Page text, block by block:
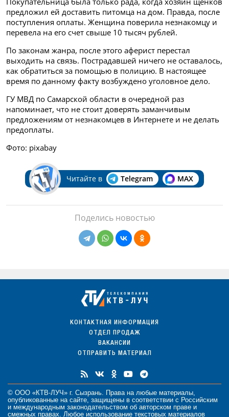
предложил ей доставить питомца на дом. Правда, после
поступления оплаты. Женщина поверила незнакомцу и
перевела на его счет свыше 10 тысяч рублей.
По законам жанра, после этого аферист перестал
выходить на связь. Пострадавшей ничего не оставалось,
как обратиться за помощью в полицию. В настоящее
время по данному факту возбуждено уголовное дело.
ГУ МВД по Самарской области в очередной раз
напоминает, что не стоит доверять заманчивым
предложениям от незнакомцев в Интернете и не делать
предоплаты.
Фото: pixabay
Читайте в Telegram MAX
Поделись новостью
КОНТАКТНАЯ ИНФОРМАЦИЯ
ОТДЕЛ ПРОДАЖ
ВАКАНСИИ
ОТПРАВИТЬ МАТЕРИАЛ
© ООО «КТВ-ЛУЧ» г. Сызрань. Права на любые материалы
опубликованные на сайте, защищены в соответствии с Российским
и международным законодательством об авторском праве и
смежных правах. Любое использование текстовых материалов